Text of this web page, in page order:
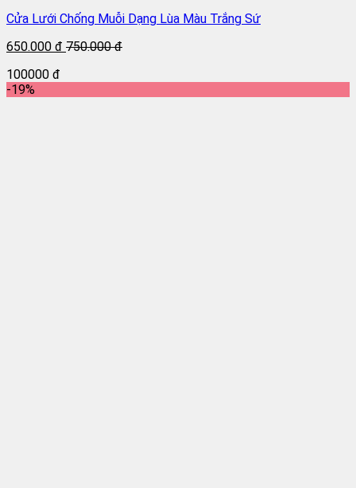
Cửa Lưới Chống Muỗi Dạng Lùa Màu Trắng Sứ
650.000 đ 750.000 đ
100000 đ
-19%